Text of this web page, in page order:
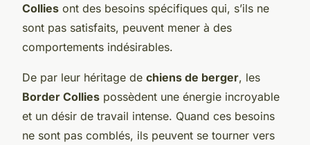
Collies ont des besoins spécifiques qui, s’ils ne
sont pas satisfaits, peuvent mener à des
comportements indésirables.
De par leur héritage de chiens de berger, les
Border Collies possèdent une énergie incroyable
et un désir de travail intense. Quand ces besoins
ne sont pas comblés, ils peuvent se tourner vers